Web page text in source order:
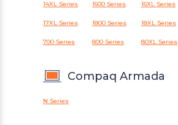
14XL Series 1600 Series 16XL Series
17XL Series 1800 Series 18XL Series
700 Series 800 Series 80XL Series
Compaq Armada
N Series